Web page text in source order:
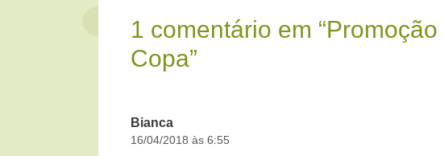
1 comentário em
Copa”
Bianca
16/04/2018 às 6:55